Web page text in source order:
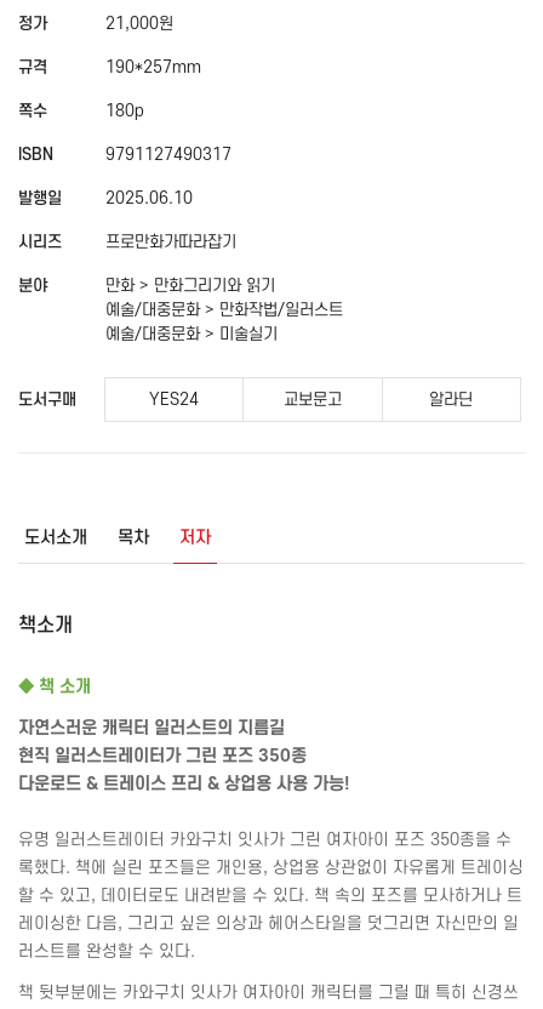
정가 21,000원
규격 190*257mm
쪽수 180p
ISBN 9791127490317
발행일 2025.06.10
시리즈 프로만화가따라잡기
분야
만화 > 만화그리기와 읽기
예술/대중문화 > 만화작법/일러스트
예술/대중문화 > 미술실기
도서구매 YES24 교보문고 알라딘
도서소개 목차 저자
책소개
◆ 책 소개
자연스러운 캐릭터 일러스트의 지름길
현직 일러스트레이터가 그린 포즈 350종
다운로드 & 트레이스 프리 & 상업용 사용 가능!
유명 일러스트레이터 카와구치 잇사가 그린 여자아이 포즈 350종을 수
록했다. 책에 실린 포즈들은 개인용, 상업용 상관없이 자유롭게 트레이싱
할 수 있고 , 데이터로도 내려받을 수 있다. 책 속의 포즈를 모사하거나 트
레이싱한 다음,
그리고 싶은 의상과 헤어스타일을 덧그리면 자신만의 일
러스트를 완성할 수 있다.
책 뒷부분에는 카와구치 잇사가 여자아이 캐릭터를 그릴 때 특히 신경쓰